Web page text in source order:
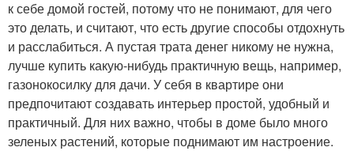
к себе домой гостей, потому что не понимают, для чего
это делать, и считают, что есть другие способы отдохнуть
и расслабиться. А пустая трата денег никому не нужна,
лучше купить какую-нибудь практичную вещь, например,
газонокосилку для дачи. У себя в квартире они
предпочитают создавать интерьер простой, удобный и
практичный. Для них важно, чтобы в доме было много
зеленых растений, которые поднимают им настроение.